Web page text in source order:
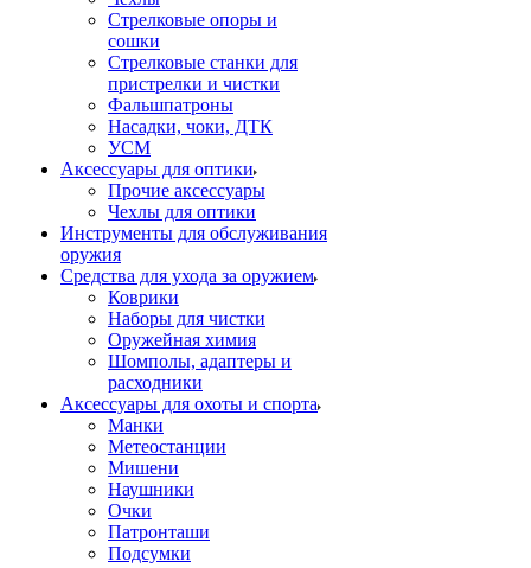
Стрелковые опоры и
сошки
Стрелковые станки для
пристрелки и чистки
Фальшпатроны
Насадки, чоки, ДТК
УСМ
Аксессуары для оптики
Прочие аксессуары
Чехлы для оптики
Инструменты для обслуживания
оружия
Средства для ухода за оружием
Коврики
Наборы для чистки
Оружейная химия
Шомполы, адаптеры и
расходники
Аксессуары для охоты и спорта
Манки
Метеостанции
Мишени
Наушники
Очки
Патронташи
Подсумки